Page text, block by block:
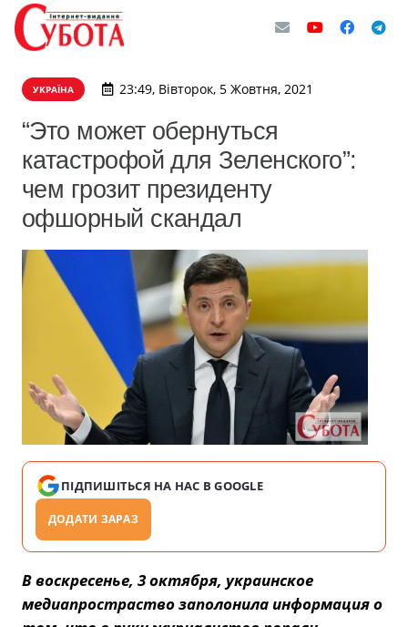
УКРАЇНА 23:49, Вівторок, 5 Жовтня, 2021
“Это может обернуться
катастрофой для Зеленского”:
чем грозит президенту
офшорный скандал
ПІДПИШІТЬСЯ НА НАС В GOOGLE
ДОДАТИ ЗАРАЗ
В воскресенье, 3 октября, украинское
медиапростраство заполонила информация о